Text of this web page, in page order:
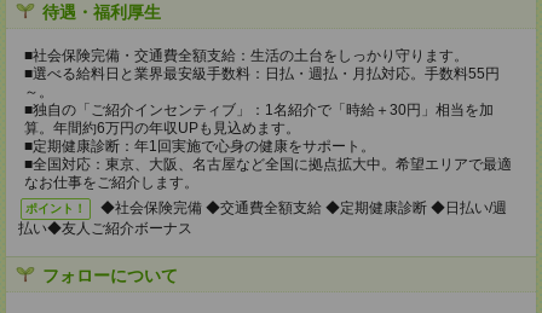
待遇・福利厚生
■社会保険完備・交通費全額支給：生活の土台をしっかり守ります。
■選べる給料日と業界最安級手数料：日払・週払・月払対応。手数料55円
～。
■独自の「ご紹介インセンティブ」：1名紹介で「時給＋30円」相当を加
算。年間約6万円の年収UPも見込めます。
■定期健康診断：年1回実施で心身の健康をサポート。
■全国対応：東京、大阪、名古屋など全国に拠点拡大中。希望エリアで最適
なお仕事をご紹介します。
ポイント！
◆社会保険完備 ◆交通費全額支給 ◆定期健康診断 ◆日払い/週
払い◆友人ご紹介ボーナス
フォローについて